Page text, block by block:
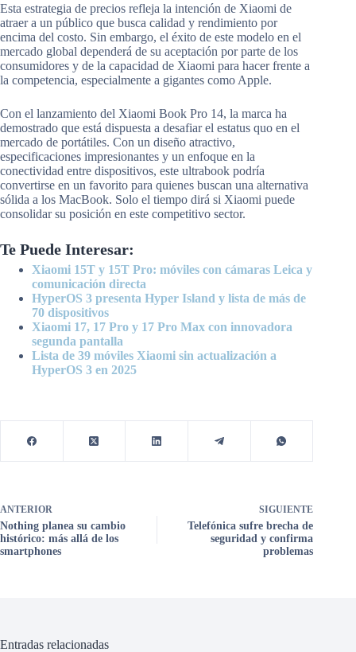
Esta estrategia de precios refleja la intención de Xiaomi de
atraer a un público que busca calidad y rendimiento por
encima del costo. Sin embargo, el éxito de este modelo en el
mercado global dependerá de su aceptación por parte de los
consumidores y de la capacidad de Xiaomi para hacer frente a
la competencia, especialmente a gigantes como Apple.
Con el lanzamiento del Xiaomi Book Pro 14, la marca ha
demostrado que está dispuesta a desafiar el estatus quo en el
mercado de portátiles. Con un diseño atractivo,
especificaciones impresionantes y un enfoque en la
conectividad entre dispositivos, este ultrabook podría
convertirse en un favorito para quienes buscan una alternativa
sólida a los MacBook. Solo el tiempo dirá si Xiaomi puede
consolidar su posición en este competitivo sector.
Te Puede Interesar:
Xiaomi 15T y 15T Pro: móviles con cámaras Leica y
comunicación directa
HyperOS 3 presenta Hyper Island y lista de más de
70 dispositivos
Xiaomi 17, 17 Pro y 17 Pro Max con innovadora
segunda pantalla
Lista de 39 móviles Xiaomi sin actualización a
HyperOS 3 en 2025
ANTERIOR
Nothing planea su cambio
histórico: más allá de los
smartphones
SIGUIENTE
Telefónica sufre brecha de
seguridad y confirma
problemas
Entradas relacionadas